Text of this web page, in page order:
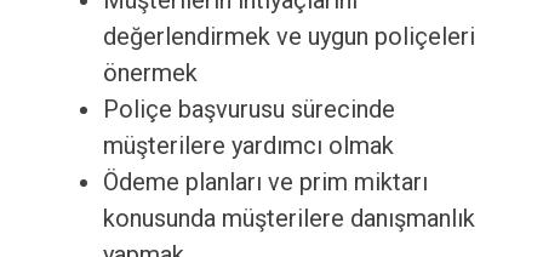
değerlendirmek ve uygun poliçeleri
önermek
Poliçe başvurusu sürecinde
müşterilere yardımcı olmak
Ödeme planları ve prim miktarı
konusunda müşterilere danışmanlık